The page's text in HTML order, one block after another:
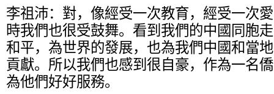
李祖沛： 對，像經受一次教育，經受一次
時我們也很受鼓舞。看到我們的中國同胞
和平，為世界的發展，也為我們中國和當
貢獻。所以我們也感到很自豪，作為一名
為他們好好服務。